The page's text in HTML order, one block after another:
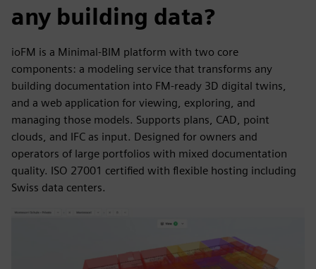
any building data?
ioFM is a Minimal-BIM platform with two core
components: a modeling service that transforms any
building documentation into FM-ready 3D digital twins,
and a web application for viewing, exploring, and
managing those models. Supports plans, CAD, point
clouds, and IFC as input. Designed for owners and
operators of large portfolios with mixed documentation
quality. ISO 27001 certified with flexible hosting including
Swiss data centers.